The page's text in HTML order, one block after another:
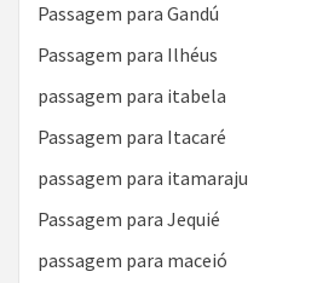
Passagem para Gandú
Passagem para Ilhéus
passagem para itabela
Passagem para Itacaré
passagem para itamaraju
Passagem para Jequié
passagem para maceió